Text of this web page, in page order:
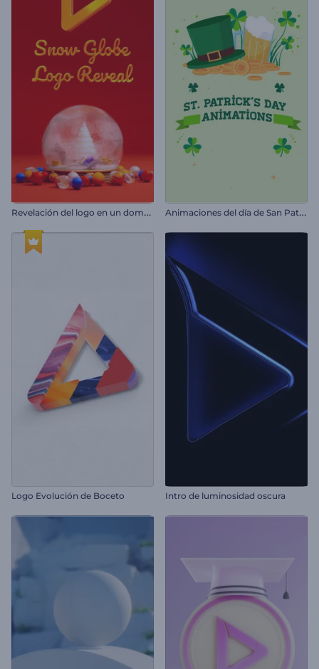
R
evelación del logo en un domo de nieve A
nimaciones del día de San Patricio
Logo Evolución de Boceto Intro de luminosidad oscura